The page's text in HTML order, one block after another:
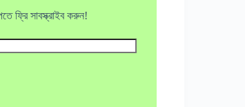
ফ্রি সাবস্ক্রাইব করুন!